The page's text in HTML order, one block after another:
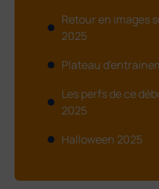
Retour en images
2025
Plateau
Les perfs de ce
2025
Halloween 2025